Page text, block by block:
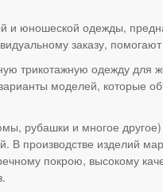
и юношеской одежды,
заказу,
трикотажную одежду
моделей, которые
рубашки и многое
В производстве изделий
покрою, высокому